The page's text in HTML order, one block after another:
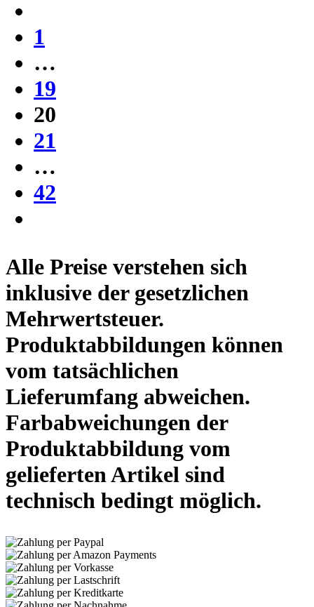
1
…
19
20
21
…
42
Alle Preise verstehen sich
inklusive der gesetzlichen
Mehrwertsteuer.
Produktabbildungen können
vom tatsächlichen
Lieferumfang abweichen.
Farbabweichungen der
Produktabbildung vom
gelieferten Artikel sind
technisch bedingt möglich.